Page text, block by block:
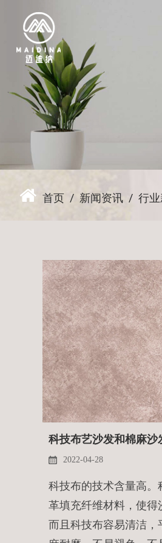
首页 / 新闻资讯 / 行
科技布艺沙发和棉麻沙
2022-04-28
科技布的技术含量高
革填充纤维材料，使得
而且科技布容易清洁，